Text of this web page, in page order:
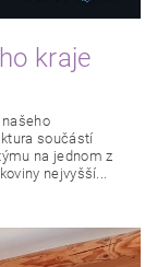
kraje
součástí
na jednom z
nejvyšší...